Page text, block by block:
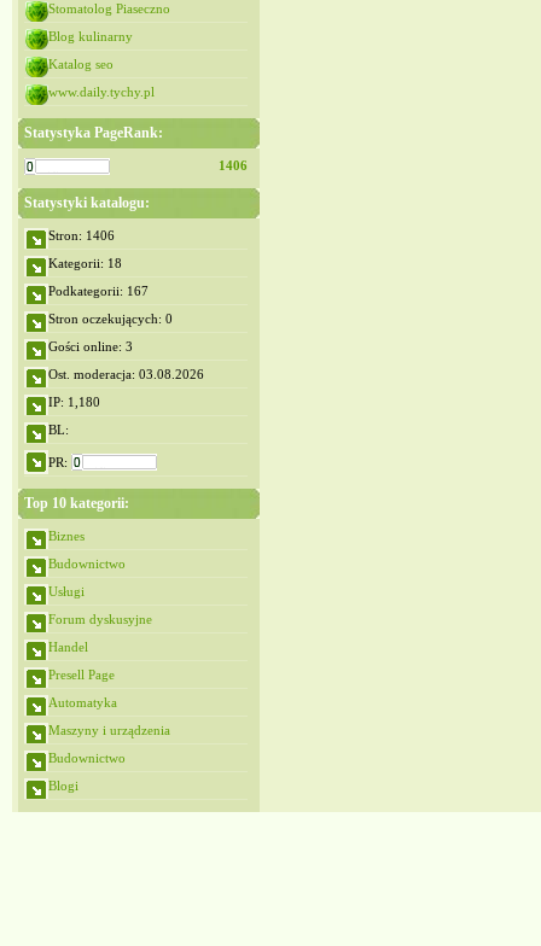
Stomatolog Piaseczno
Blog kulinarny
Katalog seo
www.daily.tychy.pl
Statystyka PageRank:
1406
Statystyki katalogu:
Stron: 1406
Kategorii: 18
Podkategorii: 167
Stron oczekujących: 0
Gości online: 3
Ost. moderacja: 03.08.2026
IP: 1,180
BL:
PR:
Top 10 kategorii:
Biznes
Budownictwo
Usługi
Forum dyskusyjne
Handel
Presell Page
Automatyka
Maszyny i urządzenia
Budownictwo
Blogi